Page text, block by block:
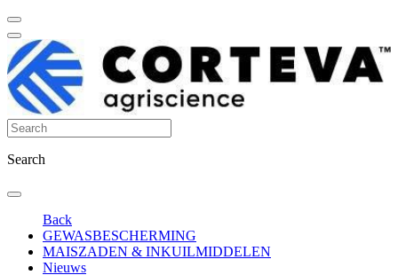
Search
Back
GEWASBESCHERMING
MAISZADEN & INKUILMIDDELEN
Nieuws